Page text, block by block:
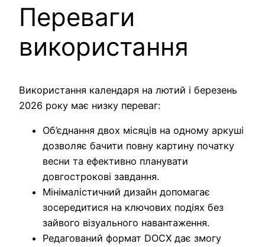
Переваги
використання
Використання календаря на лютий і березень
2026 року має низку переваг:
Об’єднання двох місяців на одному аркуші
дозволяє бачити повну картину початку
весни та ефективно планувати
довгострокові завдання.
Мінімалістичний дизайн допомагає
зосередитися на ключових подіях без
зайвого візуального навантаження.
Редагований формат DOCX дає змогу